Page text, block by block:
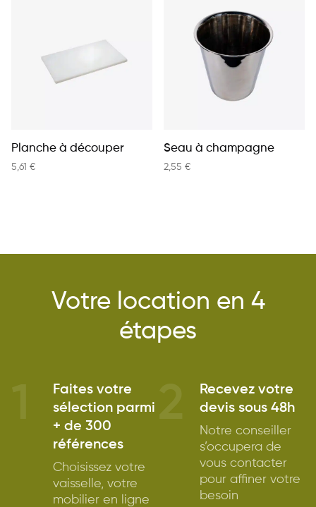
Planche à découper
5,61 €
Seau à champagne
2,55 €
Votre location en 4
étapes
Faites votre
sélection parmi
+ de 300
références
Choisissez votre
vaisselle, votre
mobilier en ligne
Recevez votre
devis sous 48h
Notre conseiller
s’occupera de
vous contacter
pour affiner votre
besoin